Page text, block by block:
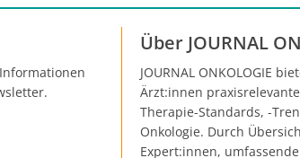
Über JOURNAL
JOURNAL ONKOLOGIE
Ärzt:innen
Therapie-Standards, -
Onkologie. Durch
Expert:innen,